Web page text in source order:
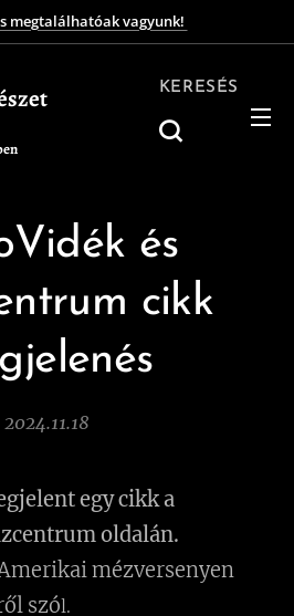
megtalálhatóak vagyunk!
KERESÉS
és
cikk
2024.11.18
egy cikk a
oldalán.
mézversenyen
szól.